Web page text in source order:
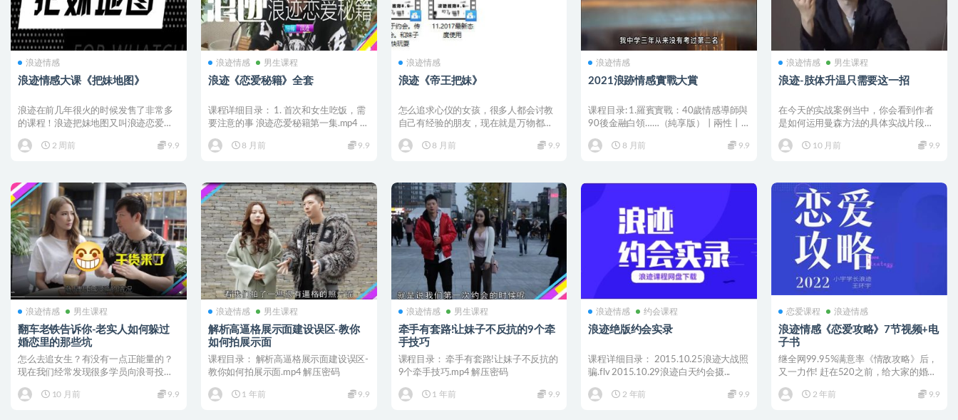
浪迹情感
浪迹情感大课《把妹地图》
浪迹在前几年很火的时候发售了非常多
的课程！浪迹把妹地图又叫浪迹恋爱地
2 周前
9.9
浪迹情感 男生课程
浪迹《恋爱秘籍》全套
课程详细目录： 1. 首次和女生吃饭，需
要注意的事 浪迹恋爱秘籍第一集.mp4 2.
8 月前
9.9
浪迹情感
浪迹《帝王把妹》
怎么追求心仪的女孩，很多人都会讨教
自己有经验的朋友，现在就是万物都能
8 月前
9.9
浪迹情感
2021浪跡情感實戰大賞
课程目录: 1.羅賓實戰：40歲情感導師與
90後金融白領……（純享版）丨兩性丨
8 月前
9.9
浪迹情感 男生课程
浪迹-肢体升温只需要这一招
在今天的实战案例当中，你会看到作者
是如何运用曼森方法的具体实战片段，
10 月前
9.9
浪迹情感 男生课程
翻车老铁告诉你-老实人如何躲过
婚恋里的那些坑
怎么去追女生？有没有一点正能量的？
现在我们经常发现很多学员向浪哥投诉
10 月前
9.9
浪迹情感 男生课程
解析高逼格展示面建设误区-教你
如何拍展示面
课程目录： 解析高逼格展示面建设误区-
教你如何拍展示面.mp4 解压密码
1 年前 9.9
浪迹情感 男生课程
牵手有套路!让妹子不反抗的9个牵
手技巧
课程目录： 牵手有套路!让妹子不反抗的
9个牵手技巧.mp4 解压密码
1 年前 9.9
浪迹情感 约会课程
浪迹绝版约会实录
课程详细目录： 2015.10.25浪迹大战照
骗.flv 2015.10.29浪迹白天约会摄...
2 年前 9.9
恋爱课程 浪迹情感
浪迹情感《恋爱攻略》7节视频+电
子书
继全网99.95%满意率《情敌攻略》后，
又一力作! 赶在520之前，给大家的婚礼
2 年前
9.9